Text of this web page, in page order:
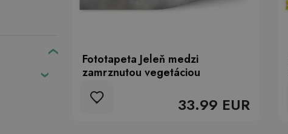
Fototapeta Jeleň medzi
zamrznutou vegetáciou
33.99 EUR